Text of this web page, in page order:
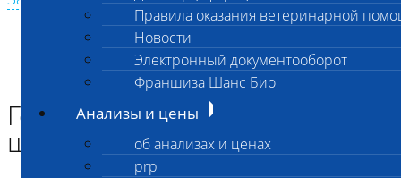
Правила оказания ветеринарной
Новости
Электронный документооборот
Франшиза Шанс Био
Анализы и цены
об анализах и ценах
prp
Главная страница
Анализы и цены
ГЕНЕТИЧЕСКИЕ КОМПЛЕКСЫ СОБАК
Генетический комплекс длина шерсти самоеда (L1, L2)
Генетический комплекс длина
шерсти самоеда (L1, L2)